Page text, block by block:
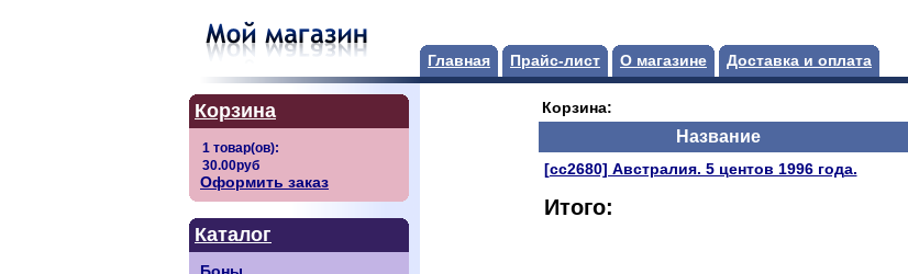
Главная Прайс-лист О магазине Доставка и оплата
Корзина
Оформить заказ
Каталог
Корзина:
Название
[сс2680] Австралия. 5 центов 1996 года.
Итого: